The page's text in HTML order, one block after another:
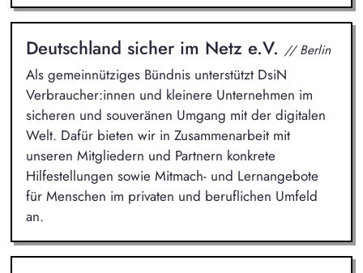
Deutschland sicher im Netz e.V. // Berlin
Als gemeinnütziges Bündnis unterstützt DsiN
Verbraucher:innen und kleinere Unternehmen im
sicheren und souveränen Umgang mit der digitalen
Welt. Dafür bieten wir in Zusammenarbeit mit
unseren Mitgliedern und Partnern konkrete
Hilfestellungen sowie Mitmach- und Lernangebote
für Menschen im privaten und beruflichen Umfeld
an.